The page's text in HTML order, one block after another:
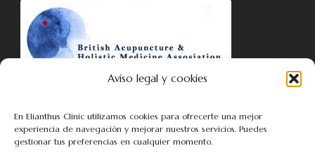
Aviso legal y cookies
En Elianthus Clinic utilizamos cookies para ofrecerte una mejor
experiencia de navegación y mejorar nuestros servicios. Puedes
gestionar tus preferencias en cualquier momento.